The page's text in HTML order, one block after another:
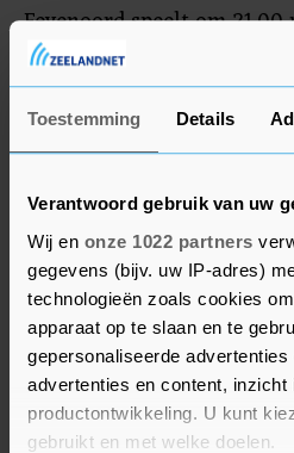
Toestemming Details
Verantwoord gebruik van uw
Wij en onze 1022 partners
gegevens (bijv. uw IP-adres)
technologieën zoals cookies
apparaat op te slaan en te
gepersonaliseerde
advertenties en content, inzicht
productontwikkeling. U kunt
gebruikt en met welke doelen.
Feyenoord speelt om
eerste wedstrijd in de
het seizoen 2017-2018. Het
landskampioenen van
een herhaling van de door
finale in de Europa Cup I